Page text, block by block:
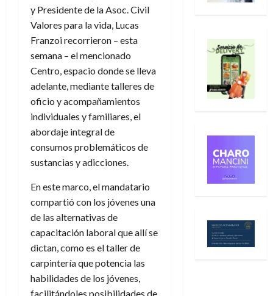
y Presidente de la Asoc. Civil
Valores para la vida, Lucas
Franzoi recorrieron – esta
semana – el mencionado
Centro, espacio donde se lleva
adelante, mediante talleres de
oficio y acompañamientos
individuales y familiares, el
abordaje integral de
consumos problemáticos de
sustancias y adicciones.
En este marco, el mandatario
compartió con los jóvenes una
de las alternativas de
capacitación laboral que allí se
dictan, como es el taller de
carpintería que potencia las
habilidades de los jóvenes,
facilitándoles posibilidades de